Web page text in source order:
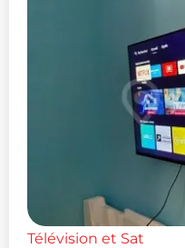
Télévision et Sat